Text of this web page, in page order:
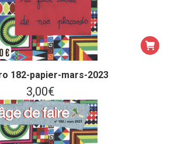
182-papier-mars-2023
3,00€